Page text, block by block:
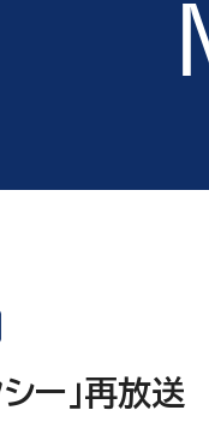
ー」再放送